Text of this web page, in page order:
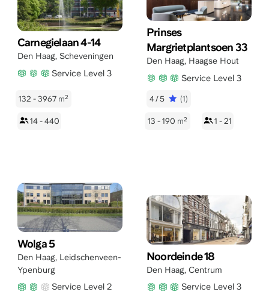
Carnegielaan 4-14
Den Haag, Scheveningen
Service Level 3
132 - 3967 m2
14 - 440
Prinses
Margrietplantsoen 33
Den Haag, Haagse Hout
Service Level 3
4/5 (1)
13 - 190 m2 1 - 21
Wolga 5
Den Haag, Leidschenveen-
Ypenburg
Service Level 2
Noordeinde 18
Den Haag, Centrum
Service Level 3